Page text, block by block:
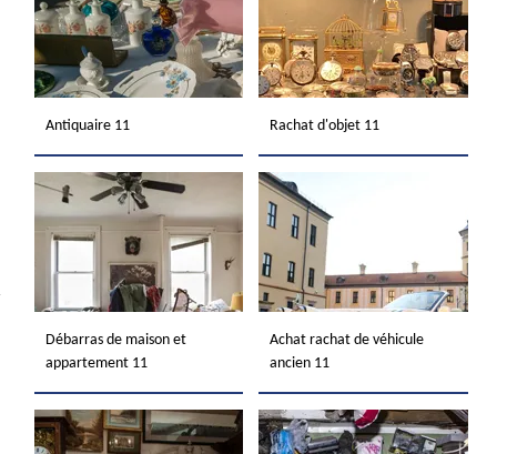
Antiquaire 11 Rachat d'objet 11
Débarras de maison et
appartement 11
Achat rachat de véhicule
ancien 11